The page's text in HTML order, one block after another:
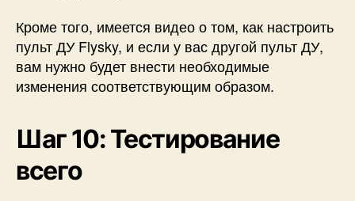
Кроме того, имеется видео о том, как настроить
пульт ДУ Flysky, и если у вас другой пульт ДУ,
вам нужно будет внести необходимые
изменения соответствующим образом.
Шаг 10: Тестирование
всего